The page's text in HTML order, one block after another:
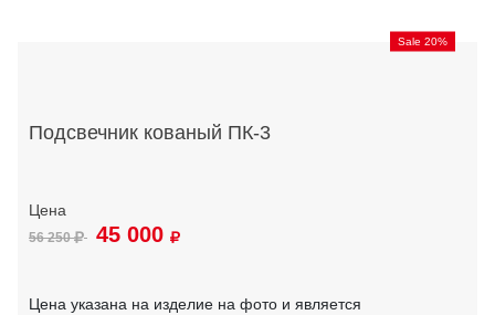
Sale 20%
Подсвечник кованый ПК-3
56 250 45 000
Цена указана на изделие на фото и является